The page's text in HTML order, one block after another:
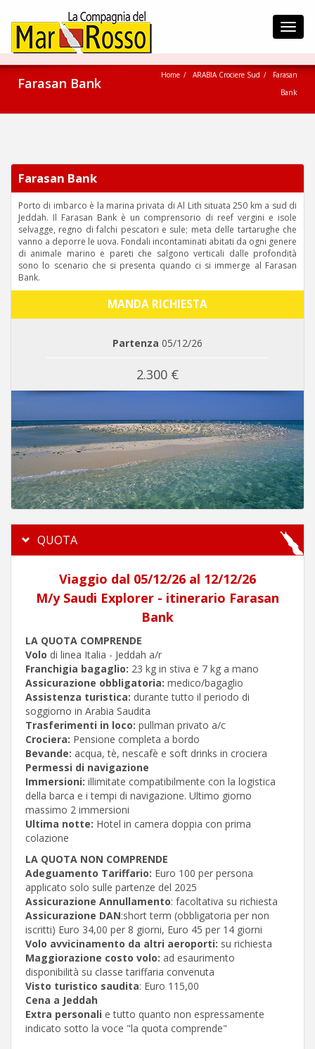
Farasan Bank Home ARABIA Crociere Sud
Farasan
Bank
Farasan Bank
Porto di imbarco è la marina privata di Al Lith situata 250 km a sud di
Jeddah. Il Farasan Bank è un comprensorio di reef vergini e isole
selvagge, regno di falchi pescatori e sule; meta delle tartarughe che
vanno a deporre le uova. Fondali incontaminati abitati da ogni genere
di animale marino e pareti che salgono verticali dalle profondità
sono lo scenario che si presenta quando ci si immerge al Farasan
Bank.
MANDA RICHIESTA
Partenza 05/12/26
2.300 €
QUOTA
Viaggio dal 05/12/26 al 12/12/26
M/y Saudi Explorer - itinerario Farasan
Bank
LA QUOTA COMPRENDE
Volo di linea Italia - Jeddah a/r
Franchigia bagaglio: 23 kg in stiva e 7 kg a mano
Assicurazione obbligatoria: medico/bagaglio
Assistenza turistica: durante tutto il periodo di
soggiorno in Arabia Saudita
Trasferimenti in loco: pullman privato a/c
Crociera: Pensione completa a bordo
Bevande: acqua, tè, nescafè e soft drinks in crociera
Permessi di navigazione
Immersioni: illimitate compatibilmente con la logistica
della barca e i tempi di navigazione. Ultimo giorno
massimo 2 immersioni
Ultima notte: Hotel in camera doppia con prima
colazione
LA QUOTA NON COMPRENDE
Adeguamento Tariffario: Euro 100 per persona
applicato solo sulle partenze del 2025
Assicurazione Annullamento: facoltativa su richiesta
Assicurazione DAN:short term (obbligatoria per non
iscritti) Euro 34,00 per 8 giorni, Euro 45 per 14 giorni
Volo avvicinamento da altri aeroporti: su richiesta
Maggiorazione costo volo: ad esaurimento
disponibilità su classe tariffaria convenuta
Visto turistico saudita: Euro 115,00
Cena a Jeddah
Extra personali e tutto quanto non espressamente
indicato sotto la voce "la quota comprende"